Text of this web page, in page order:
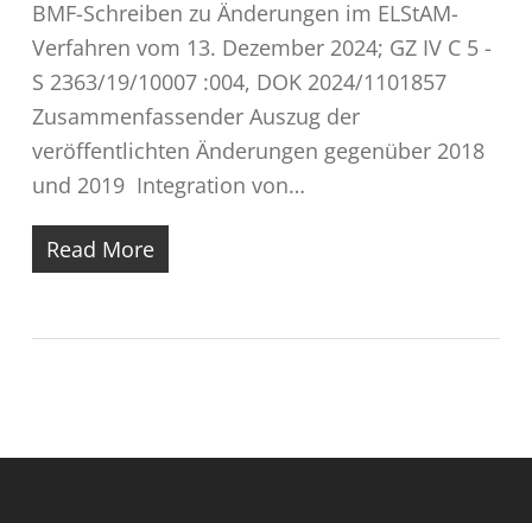
BMF-Schreiben zu Änderungen im ELStAM-
Verfahren vom 13. Dezember 2024; GZ IV C 5 -
S 2363/19/10007 :004, DOK 2024/1101857
Zusammenfassender Auszug der
veröffentlichten Änderungen gegenüber 2018
und 2019 Integration von…
Read More